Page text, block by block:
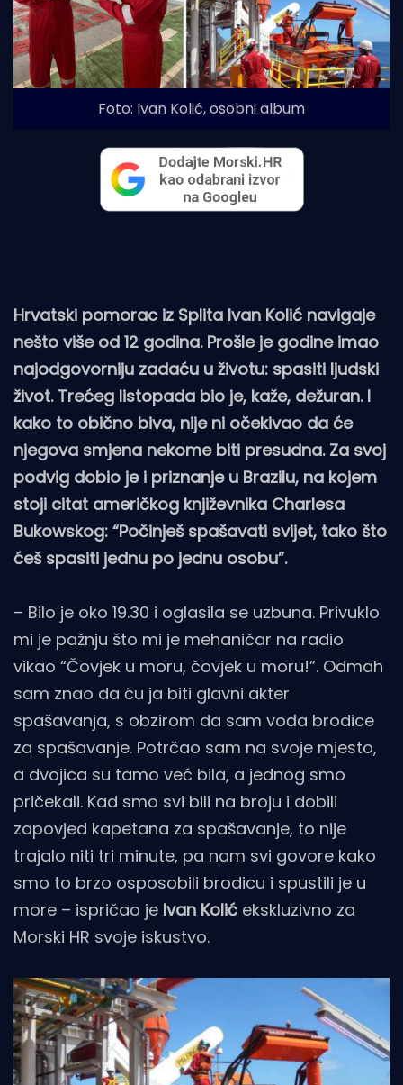
Foto: Ivan Kolić, osobni album
Hrvatski pomorac iz Splita Ivan Kolić navigaje
nešto više od 12 godina. Prošle je godine imao
najodgovorniju zadaću u životu: spasiti ljudski
život. Trećeg listopada bio je, kaže, dežuran. I
kako to obično biva, nije ni očekivao da će
njegova smjena nekome biti presudna. Za svoj
podvig dobio je i priznanje u Brazilu, na kojem
stoji citat američkog književnika Charlesa
Bukowskog: “Počinješ spašavati svijet, tako što
ćeš spasiti jednu po jednu osobu”.
– Bilo je oko 19.30 i oglasila se uzbuna. Privuklo
mi je pažnju što mi je mehaničar na radio
vikao “Čovjek u moru, čovjek u moru!”. Odmah
sam znao da ću ja biti glavni akter
spašavanja, s obzirom da sam vođa brodice
za spašavanje. Potrčao sam na svoje mjesto,
a dvojica su tamo već bila, a jednog smo
pričekali. Kad smo svi bili na broju i dobili
zapovjed kapetana za spašavanje, to nije
trajalo niti tri minute, pa nam svi govore kako
smo to brzo osposobili brodicu i spustili je u
more – ispričao je Ivan Kolić ekskluzivno za
Morski HR svoje iskustvo.